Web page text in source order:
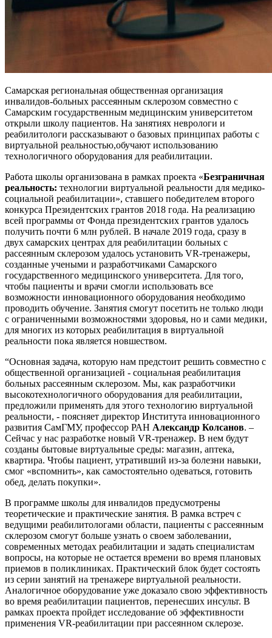
Самарская региональная общественная организация
инвалидов-больных рассеянным склерозом совместно с
Самарским государственным медицинским университетом
открыли школу пациентов. На занятиях неврологи и
реабилитологи рассказывают о базовых принципах работы с
виртуальной реальностью,обучают использованию
технологичного оборудования для реабилитации.
Работа школы организована в рамках проекта «Безграничная
реальность: технологии виртуальной реальности для медико-
социальной реабилитации», ставшего победителем второго
конкурса Президентских грантов 2018 года. На реализацию
всей программы от Фонда президентских грантов удалось
получить почти 6 млн рублей. В начале 2019 года, сразу в
двух самарских центрах для реабилитации больных с
рассеянным склерозом удалось установить VR-тренажеры,
созданные учеными и разработчиками Самарского
государственного медицинского университета. Для того,
чтобы пациенты и врачи смогли использовать все
возможности инновационного оборудования необходимо
проводить обучение. Занятия смогут посетить не только люди
с ограниченными возможностями здоровья, но и сами медики,
для многих из которых реабилитация в виртуальной
реальности пока является новшеством.
“Основная задача, которую нам предстоит решить совместно с
общественной организацией - социальная реабилитация
больных рассеянным склерозом. Мы, как разработчики
высокотехнологичного оборудования для реабилитации,
предложили применять для этого технологию виртуальной
реальности, - поясняет директор Института инновационного
развития СамГМУ, профессор РАН Александр Колсанов. –
Сейчас у нас разработке новый VR-тренажер. В нем будут
созданы бытовые виртуальные среды: магазин, аптека,
квартира. Чтобы пациент, утративший из-за болезни навыки,
смог «вспомнить», как самостоятельно одеваться, готовить
обед, делать покупки».
В программе школы для инвалидов предусмотрены
теоретические и практические занятия. В рамка встреч с
ведущими реабилитологами области, пациенты с рассеянным
склерозом смогут больше узнать о своем заболевании,
современных методах реабилитации и задать специалистам
вопросы, на которые не остается времени во время плановых
приемов в поликлиниках. Практический блок будет состоять
из серии занятий на тренажере виртуальной реальности.
Аналогичное оборудование уже доказало свою эффективность
во время реабилитации пациентов, перенесших инсульт. В
рамках проекта пройдет исследование об эффективности
применения VR-реабилитации при рассеянном склерозе.